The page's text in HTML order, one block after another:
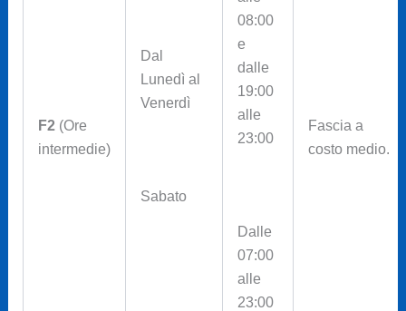
F2(Ore
intermedie)
Dal
Lunedì al
Venerdì
Sabato
08:00
e
dalle
19:00
alle
23:00
Dalle
07:00
alle
23:00
Fascia a
costo medio.